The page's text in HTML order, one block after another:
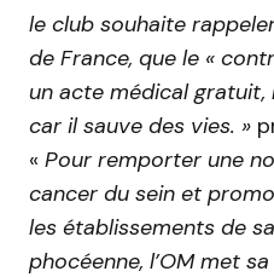
le club souhaite
de France, que le «
un acte médical gratuit,
car il sauve des vies. »
« Pour remporter une
cancer du sein et
les établissements de
phocéenne, l’OM met